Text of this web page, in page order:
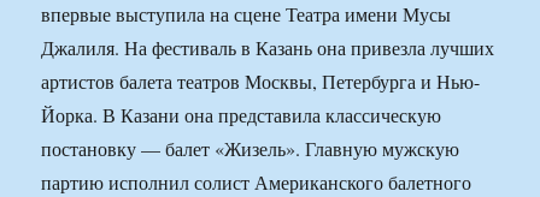
впервые выступила на сцене Театра имени Мусы
Джалиля. На фестиваль в Казань она привезла лучших
артистов балета театров Москвы, Петербурга и Нью-
Йорка. В Казани она представила классическую
постановку — балет «Жизель». Главную мужскую
партию исполнил солист Американского балетного